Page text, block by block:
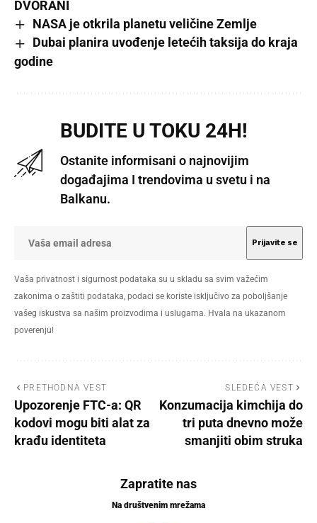
DVORANI
NASA je otkrila planetu veličine Zemlje
Dubai planira uvođenje letećih taksija do kraja
godine
BUDITE U TOKU 24H!
Ostanite informisani o najnovijim
događajima I trendovima u svetu i na
Balkanu.
Vaša privatnost i sigurnost podataka su u skladu sa svim važećim
zakonima o zaštiti podataka, podaci se koriste isključivo za poboljšanje
vašeg iskustva sa našim proizvodima i uslugama. Hvala na ukazanom
poverenju!
PRETHODNA VEST
Upozorenje FTC-a: QR
kodovi mogu biti alat za
krađu identiteta
SLEDEĆA VEST
Konzumacija kimchija do
tri puta dnevno može
smanjiti obim struka
Zapratite nas
Na društvenim mrežama